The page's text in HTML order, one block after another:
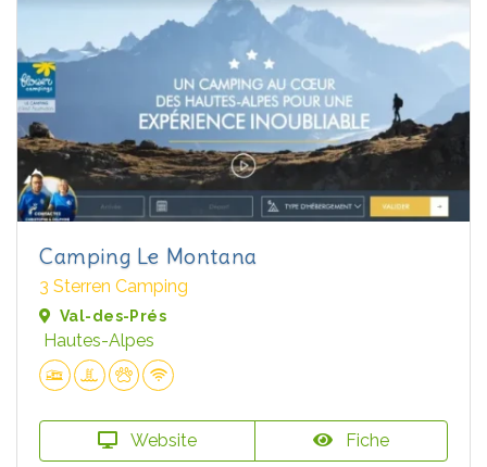
Camping Le Montana
3 Sterren Camping
Val-des-Prés
Hautes-Alpes
Website Fiche